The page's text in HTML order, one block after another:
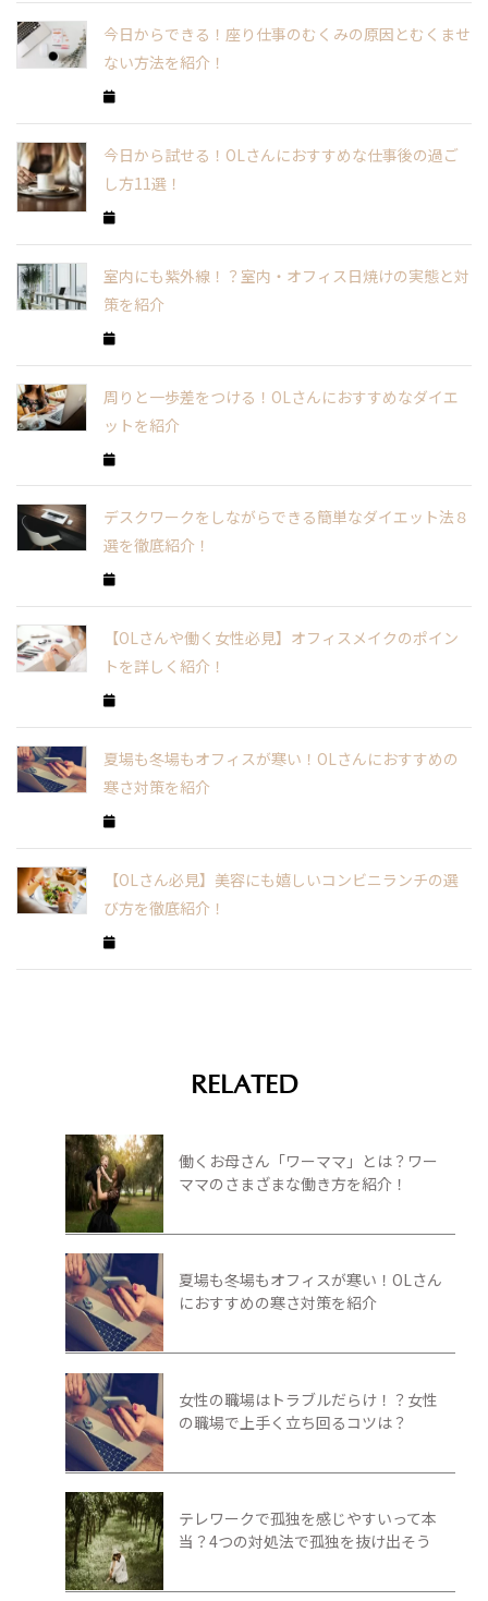
今日からできる！座り仕事のむくみの原因とむくませ
ない方法を紹介！
今日から試せる！OLさんにおすすめな仕事後の過ご
し方11選！
室内にも紫外線！？室内・オフィス日焼けの実態と対
策を紹介
周りと一歩差をつける！OLさんにおすすめなダイエ
ットを紹介
デスクワークをしながらできる簡単なダイエット法８
選を徹底紹介！
【OLさんや働く女性必見】オフィスメイクのポイン
トを詳しく紹介！
夏場も冬場もオフィスが寒い！OLさんにおすすめの
寒さ対策を紹介
【OLさん必見】美容にも嬉しいコンビニランチの選
び方を徹底紹介！
RELATED
働くお母さん「ワーママ」とは？ワー
ママのさまざまな働き方を紹介！
夏場も冬場もオフィスが寒い！OLさん
におすすめの寒さ対策を紹介
女性の職場はトラブルだらけ！？女性
の職場で上手く立ち回るコツは？
テレワークで孤独を感じやすいって本
当？4つの対処法で孤独を抜け出そう